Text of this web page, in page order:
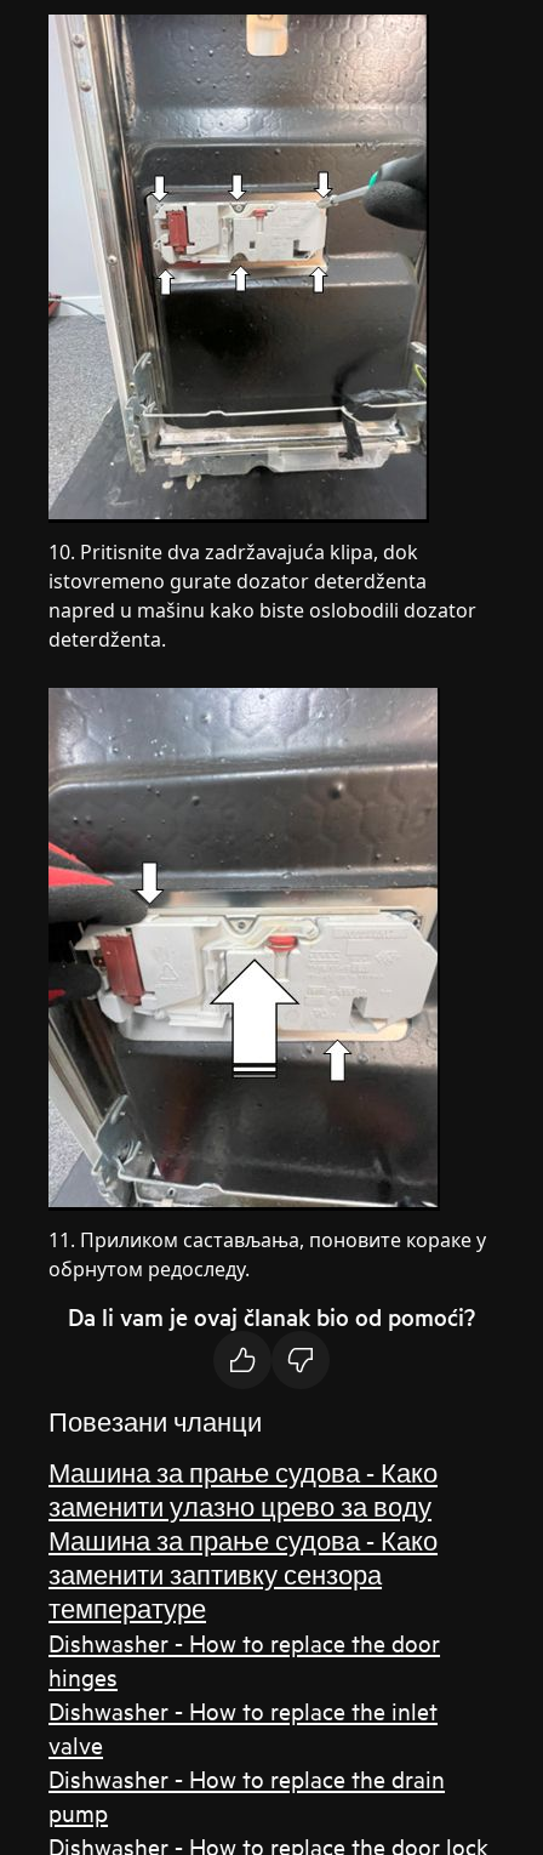
10. Pritisnite dva zadržavajuća klipa, dok
istovremeno gurate dozator deterdženta
napred u mašinu kako biste oslobodili dozator
deterdženta.
11. Приликом састављања, поновите кораке у
обрнутом редоследу.
Da li vam je ovaj članak bio od pomoći?
Повезани чланци
Машина за прање судова - Како
заменити улазно црево за воду
Машина за прање судова - Како
заменити заптивку сензора
температуре
Dishwasher - How to replace the door
hinges
Dishwasher - How to replace the inlet
valve
Dishwasher - How to replace the drain
pump
Dishwasher - How to replace the door lock